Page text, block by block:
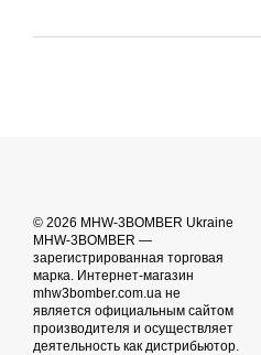
© 2026 MHW-3BOMBER Ukraine
MHW-3BOMBER —
зарегистрированная торговая
марка. Интернет-магазин
mhw3bomber.com.ua не
является официальным сайтом
производителя и осуществляет
деятельность как дистрибьютор.